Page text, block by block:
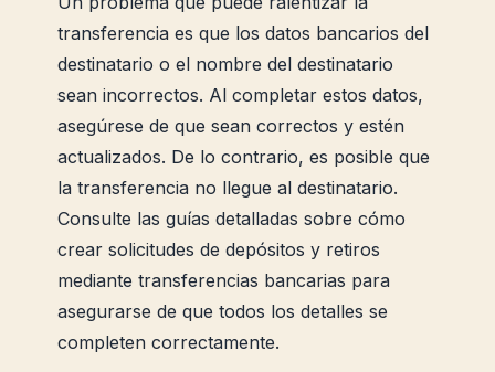
transferencia es que los datos bancarios del
destinatario o el nombre del destinatario
sean incorrectos. Al completar estos datos,
asegúrese de que sean correctos y estén
actualizados. De lo contrario, es posible que
la transferencia no llegue al destinatario.
Consulte las guías detalladas sobre cómo
crear solicitudes de depósitos y retiros
mediante transferencias bancarias para
asegurarse de que todos los detalles se
completen correctamente.